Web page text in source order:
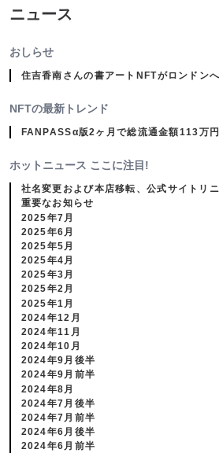
ニティ貢献度に応じた報酬
モデルの実証実験を開始
ニュース
おしらせ
住吉香南さんの書アートNFTがロンドンへ
NFTの最新トレンド
FANPASSα版2ヶ月で総流通金額113万
ホットニュース ここに注目!
社名変更および本店移転、公式サイトリ
重要なお知らせ
2025年7月
2025年6月
2025年5月
2025年4月
2025年3月
2025年2月
2025年1月
2024年12月
2024年11月
2024年10月
2024年9月後半
2024年9月前半
2024年8月
2024年7月後半
2024年7月前半
2024年6月後半
2024年6月前半